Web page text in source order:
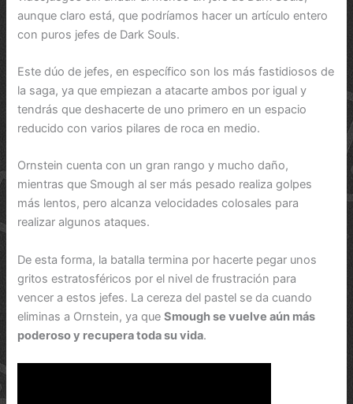
aunque claro está, que podríamos hacer un artículo entero
con puros jefes de Dark Souls.
Este dúo de jefes, en específico son los más fastidiosos de
la saga, ya que empiezan a atacarte ambos por igual y
tendrás que deshacerte de uno primero en un espacio
reducido con varios pilares de roca en medio.
Ornstein cuenta con un gran rango y mucho daño,
mientras que Smough al ser más pesado realiza golpes
más lentos, pero alcanza velocidades colosales para
realizar algunos ataques.
De esta forma, la batalla termina por hacerte pegar unos
gritos estratosféricos por el nivel de frustración para
vencer a estos jefes. La cereza del pastel se da cuando
eliminas a Ornstein, ya queSmough se vuelve aún más
poderoso y recupera toda su vida.